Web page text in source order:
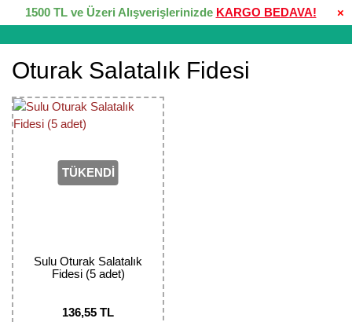
×
1500 TL ve Üzeri Alışverişlerinizde KARGO BEDAVA!
Oturak Salatalık Fidesi
TÜKENDİ
Sulu Oturak Salatalık
Fidesi (5 adet)
136,55 TL